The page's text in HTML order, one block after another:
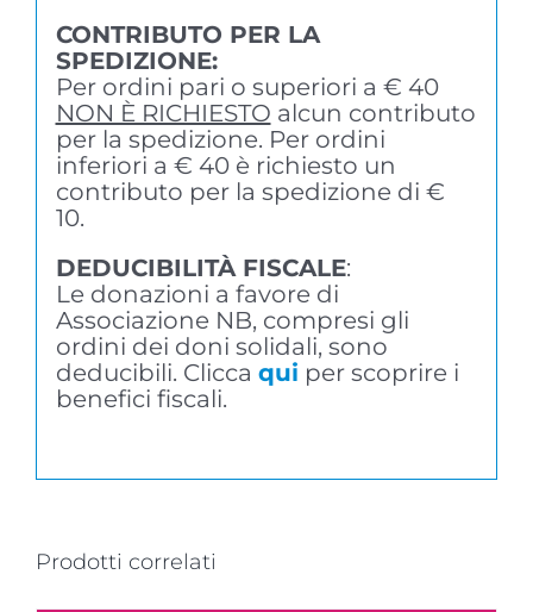
CONTRIBUTO PER LA
SPEDIZIONE:
Per ordini pari o superiori a € 40
NON È RICHIESTO alcun contributo
per la spedizione. Per ordini
inferiori a € 40 è richiesto un
contributo per la spedizione di €
10.
DEDUCIBILITÀ FISCALE:
Le donazioni a favore di
Associazione NB, compresi gli
ordini dei doni solidali, sono
deducibili. Clicca qui per scoprire i
benefici fiscali.
Prodotti correlati